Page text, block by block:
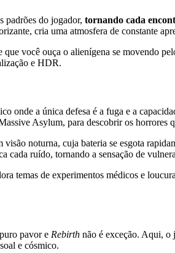
padrões do jogador, tornando cada
cria uma atmosfera de constante
você ouça o alienígena se movendo
e HDR.
onde a única defesa é a fuga e a
Asylum, para descobrir os horrores
noturna, cuja bateria se esgota
cada ruído, tornando a sensação de
temas de experimentos médicos e
pavor e Rebirth não é exceção. Aqui, o
e cósmico.